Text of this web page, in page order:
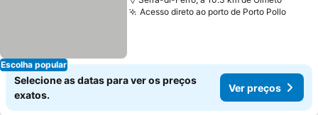
Escolha popular
Acesso direto ao porto de Porto Pollo
Selecione as datas para ver os preços
exatos.
Ver preços